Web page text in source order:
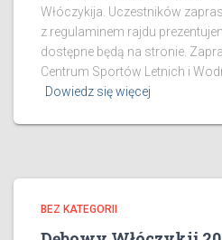
Włóczykija. Uczestników
z regulaminem rajdu
dostępne będą na stronie.
Centrum Sportów Letnich i
Dowiedz się więcej
BEZ KATEGORII